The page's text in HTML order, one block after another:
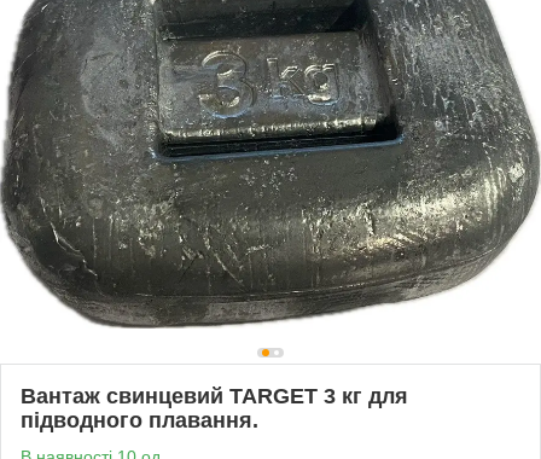
Вантаж свинцевий TARGET 3 кг для
підводного плавання.